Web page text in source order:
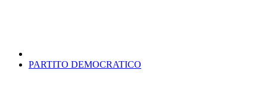
PARTITO DEMOCRATICO